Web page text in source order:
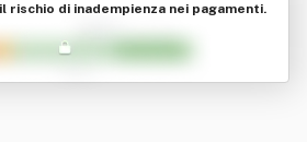
rischio di inadempienza nei pagamenti.